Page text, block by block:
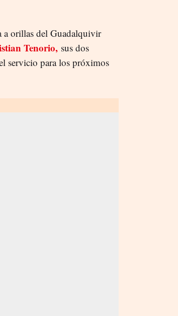
a orillas del Guadalquivir
Tenorio, sus dos
servicio para los próximos